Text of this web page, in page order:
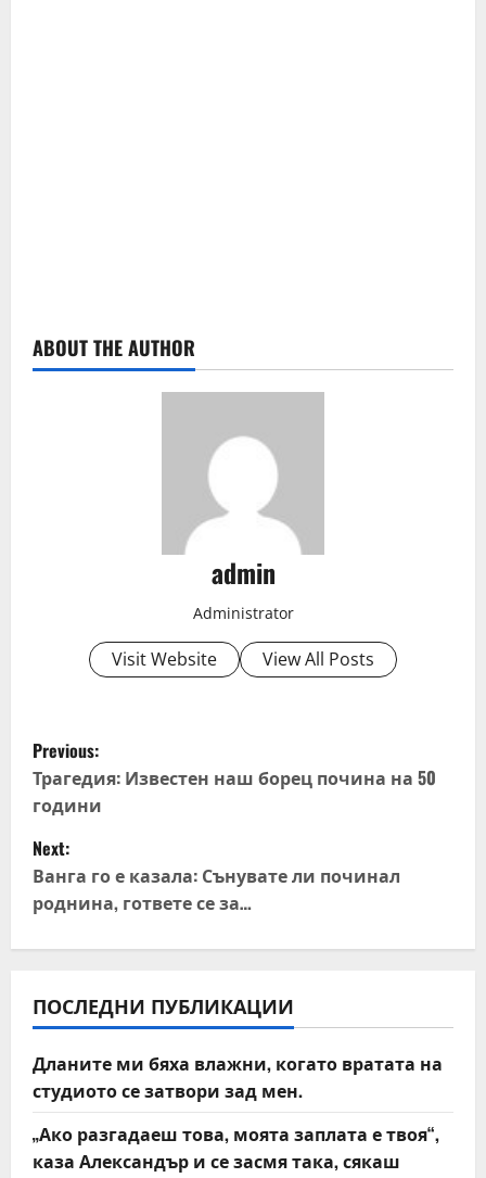
ABOUT THE AUTHOR
admin
Administrator
Visit Website View All Posts
P
o
s
t
n
v
i
g
a
Previous:
Трагедия: Известен наш борец почина на 50
години
Next:
Ванга го е казала: Сънувате ли починал
роднина, гответе се за…
ПОСЛЕДНИ ПУБЛИКАЦИИ
Дланите ми бяха влажни, когато вратата на
студиото се затвори зад мен.
„Ако разгадаеш това, моята заплата е твоя“,
каза Александър и се засмя така, сякаш